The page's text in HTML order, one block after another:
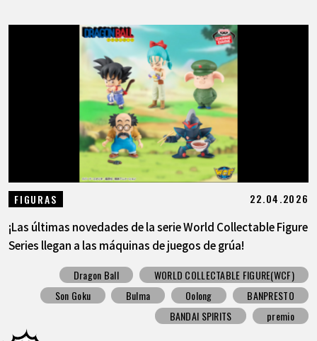
FIGURAS 22.04.2026
¡Las últimas novedades de la serie World Collectable Figure
Series llegan a las máquinas de juegos de grúa!
Dragon Ball
WORLD COLLECTABLE FIGURE(WCF)
Son Goku
Bulma Oolong
BANPRESTO
BANDAI SPIRITS
premio